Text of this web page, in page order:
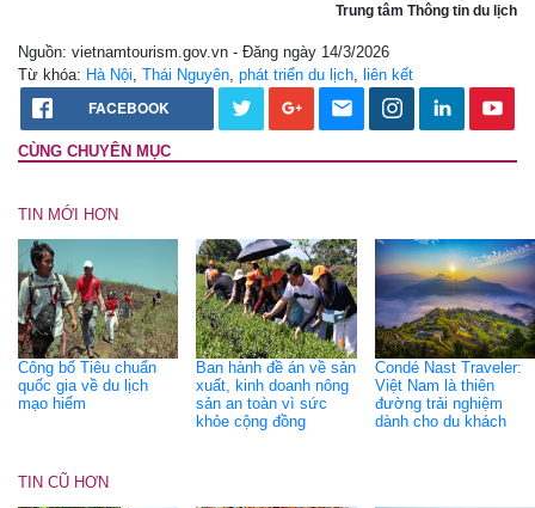
Trung tâm Thông tin du lịch
Nguồn: vietnamtourism.gov.vn - Đăng ngày 14/3/2026
Từ khóa: Hà Nội Thái Nguyên phát triển du lịch liên kết
FACEBOOK
CÙNG CHUYÊN MỤC
TIN MỚI HƠN
Công bố Tiêu chuẩn
quốc gia về du lịch
mạo hiểm
Ban hành đề án về sản
xuất, kinh doanh nông
sản an toàn vì sức
khỏe cộng đồng
Condé Nast Traveler:
Việt Nam là thiên
đường trải nghiệm
dành cho du khách
TIN CŨ HƠN